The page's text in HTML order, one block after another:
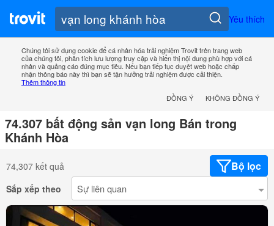
Yêu thích
Chúng tôi sử dụng cookie để cá nhân hóa trải nghiệm Trovit trên trang web
của chúng tôi, phân tích lưu lượng truy cập và hiển thị nội dung phù hợp với cá
nhân và quảng cáo đúng mục tiêu. Nếu bạn tiếp tục duyệt web hoặc chấp
nhận thông báo này thì bạn sẽ tận hưởng trải nghiệm được cải thiện.
Thêm thông tin
ĐỒNG Ý
KHÔNG ĐỒNG Ý
74.307 bất động sản vạn long Bán trong
Khánh Hòa
74,307 kết quả Bộ lọc
Sắp xếp theo